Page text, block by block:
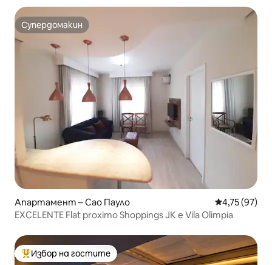
Супердомакин
Супердомакин
Апартамент – Сао Пауло Средна
4,75 (97)
EXCELENTE Flat proximo Shoppings JK e Vila Olimpia
Най-популярен избор на гостите
Избор на гостите